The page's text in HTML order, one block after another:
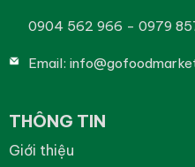
0904 562 966 - 0979
Email:
THÔNG TIN
Giới thiệu